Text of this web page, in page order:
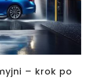
– krok po